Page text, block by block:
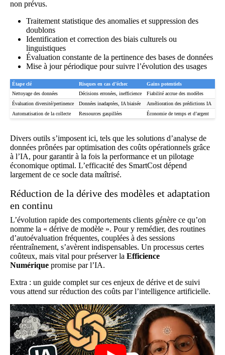
non prévus.
Traitement statistique des anomalies et suppression des
doublons
Identification et correction des biais culturels ou
linguistiques
Évaluation constante de la pertinence des bases de données
Mise à jour périodique pour suivre l’évolution des usages
Étape clé Risques en cas d’échec
Gains potentiels
Nettoyage des données
Décisions erronées, inefficience
Fiabilité accrue des modèles
Évaluation diversité/pertinence
Données inadaptées, IA biaisée
Amélioration des prédictions IA
Automatisation de la collecte
Ressources gaspillées Économie de temps et d’argent
Divers outils s’imposent ici, tels que les solutions d’analyse de
données prônées paroptimisation des coûts opérationnels grâce
à l’IA, pour garantir à la fois la performance et un pilotage
économique optimal. L’efficacité des SmartCost dépend
largement de ce socle data maîtrisé.
Réduction de la dérive des modèles et adaptation
en continu
L’évolution rapide des comportements clients génère ce qu’on
nomme la « dérive de modèle ». Pour y remédier, des routines
d’autoévaluation fréquentes, couplées à des sessions
réentraînement, s’avèrent indispensables. Un processus certes
coûteux, mais vital pour préserver la Efficience
Numérique promise par l’IA.
Extra : un guide complet sur ces enjeux de dérive et de suivi
vous attend surréduction des coûts par l’intelligence artificielle.